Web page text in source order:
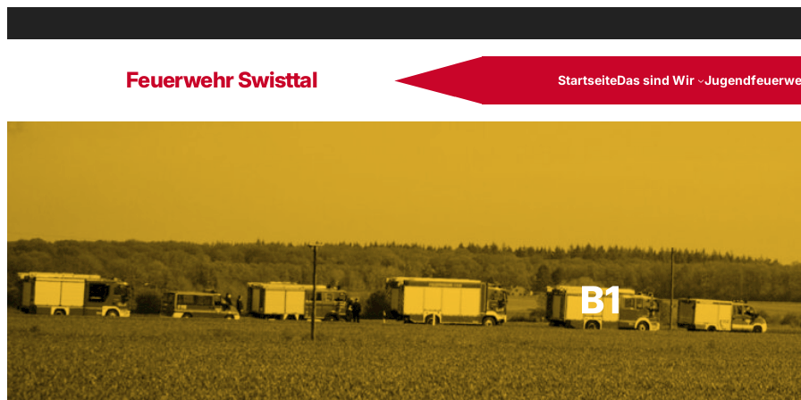
Inhalt
Feuerwehr Swisttal StartseiteDas sind Wir
B1